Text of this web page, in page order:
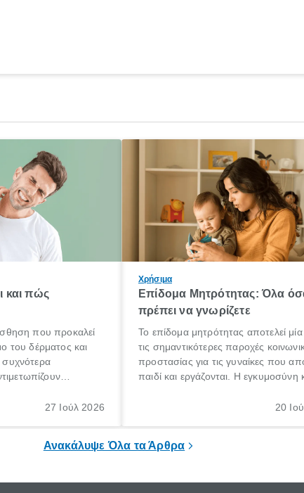
και πώς
που προκαλεί
του δέρματος και
συχνότερα
τι είναι»,
27 Ιούλ 2026
Χρήσιμα
Επίδομα Μητρότητας: Όλα
πρέπει να γνωρίζετε
Το επίδομα μητρότητας αποτελεί
τις σημαντικότερες παροχές
προστασίας για τις γυναίκες που
παιδί και εργάζονται. Η εγκυμοσύνη
σημαντική περίοδος στη ζωή κάθε
20
Ανακάλυψε Όλα τα Άρθρα